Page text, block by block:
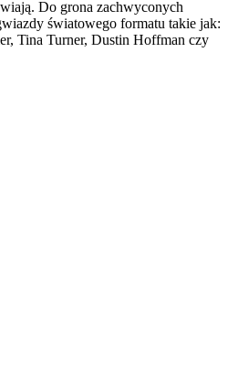
Do grona zachwyconych
światowego formatu takie jak:
Tina Turner, Dustin Hoffman czy